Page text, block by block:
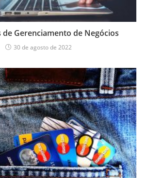
de Gerenciamento de Negócios
30 de agosto de 2022